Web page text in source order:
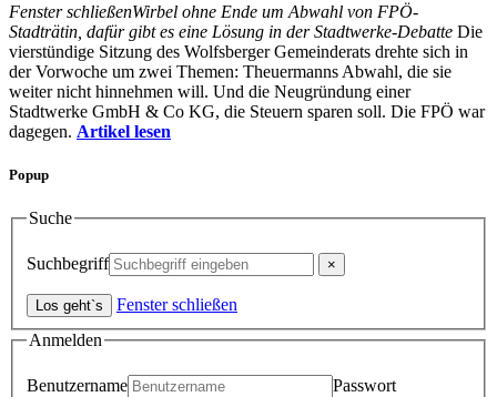
Fenster schließenWirbel ohne Ende um Abwahl von FPÖ-
Stadträtin, dafür gibt es eine Lösung in der Stadtwerke-Debatte Die
vierstündige Sitzung des Wolfsberger Gemeinderats drehte sich in
der Vorwoche um zwei Themen: Theuermanns Abwahl, die sie
weiter nicht hinnehmen will. Und die Neugründung einer
Stadtwerke GmbH & Co KG, die Steuern sparen soll. Die FPÖ war
dagegen. Artikel lesen
Popup
Suche
Suchbegriff
Fenster schließen
Anmelden
Benutzername
Passwort